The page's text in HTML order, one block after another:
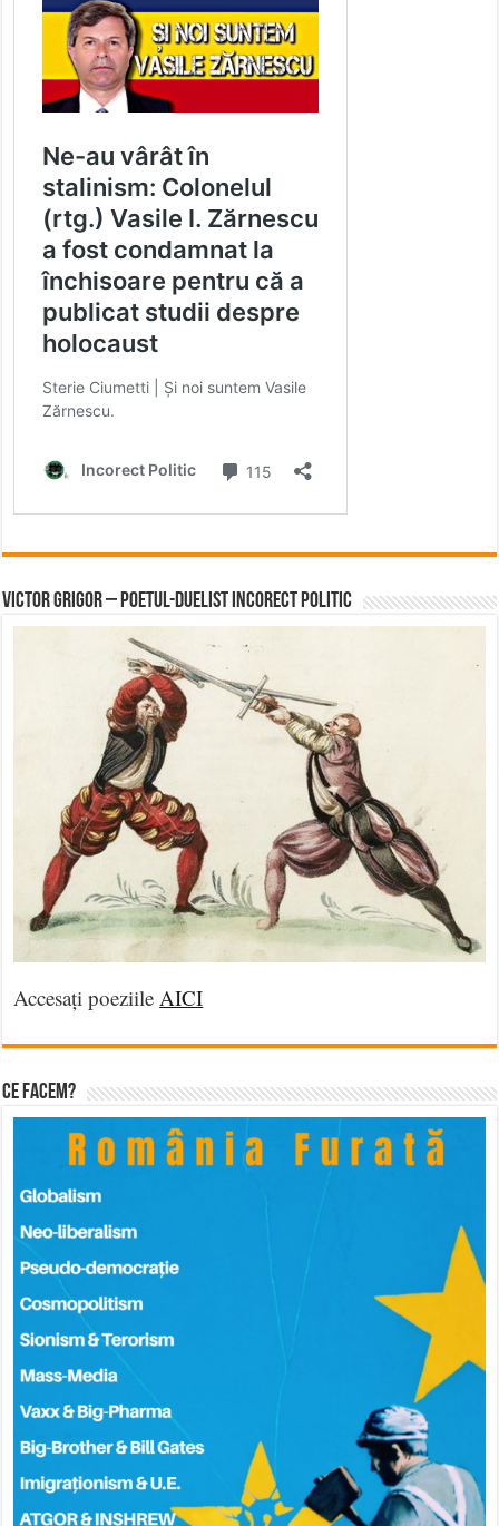
Victor Grigor – Poetul-Duelist Incorect Politic
Accesați poeziile AICI
Ce facem?